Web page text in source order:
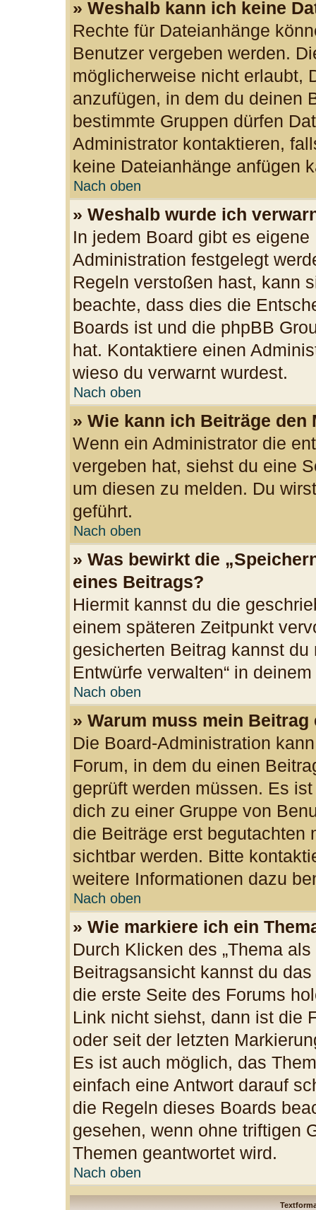
» Weshalb kann ich keine
Rechte für Dateianhänge
Benutzer vergeben werden.
möglicherweise nicht erlaubt,
anzufügen, in dem du deinen
bestimmte Gruppen dürfen
Administrator kontaktieren,
keine Dateianhänge anfügen
Nach oben
» Weshalb wurde ich
In jedem Board gibt es
Administration festgelegt
Regeln verstoßen hast, kann
beachte, dass dies die
Boards ist und die phpBB
hat. Kontaktiere einen
wieso du verwarnt wurdest.
Nach oben
» Wie kann ich Beiträge den
Wenn ein Administrator die
vergeben hat, siehst du eine
um diesen zu melden. Du
geführt.
Nach oben
» Was bewirkt die
eines Beitrags?
Hiermit kannst du die
einem späteren Zeitpunkt
gesicherten Beitrag kannst du
Entwürfe verwalten“ in
Nach oben
» Warum muss mein
Die Board-Administration
Forum, in dem du einen
geprüft werden müssen. Es
dich zu einer Gruppe von
die Beiträge erst begutachten
sichtbar werden. Bitte
weitere Informationen dazu
Nach oben
» Wie markiere ich ein
Durch Klicken des „Thema
Beitragsansicht kannst du
die erste Seite des Forums
Link nicht siehst, dann ist die
oder seit der letzten
Es ist auch möglich, das
einfach eine Antwort darauf
die Regeln dieses Boards
gesehen, wenn ohne triftigen
Themen geantwortet wird.
Nach oben